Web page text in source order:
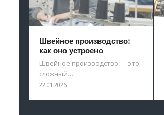
Швейное производство:
как оно устроено
Швейное производство — это
сложный…
22.01.2026